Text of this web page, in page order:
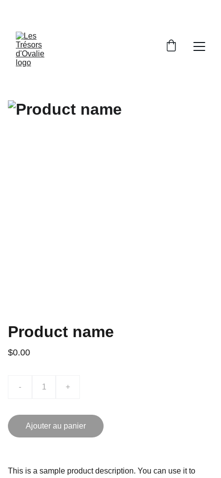
Product name
$0.00
- +
Ajouter au panier
This is a sample product description. You can use it to